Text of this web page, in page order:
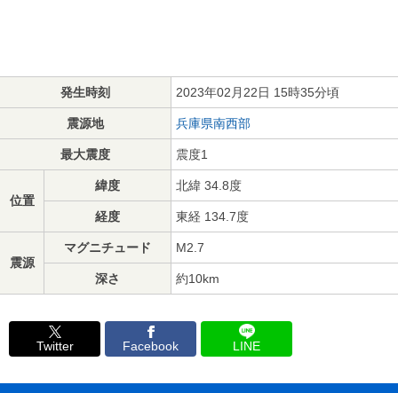
発生時刻 2023年02月22日 15時35分頃
震源地 兵庫県南西部
最大震度 震度1
位置
緯度 北緯 34.8度
経度 東経 134.7度
震源
マグニチュード M2.7
深さ 約10km
Twitter Facebook LINE